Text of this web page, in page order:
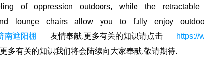
of oppression outdoors, while the
lounge chairs allow you to fully enjoy
遮阳棚
友情奉献.更多有关的知识请点击
多有关的知识我们将会陆续向大家奉献.敬请期待.